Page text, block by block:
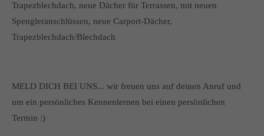
Trapezblechdach, neue Dächer für Terrassen, mit neuen
Spengleranschlüssen, neue Carport-Dächer,
Trapezblechdach/Blechdach
MELD DICH BEI UNS... wir freuen uns auf deinen Anruf und
um ein persönliches Kennenlernen bei einen persönlichen
Termin :)